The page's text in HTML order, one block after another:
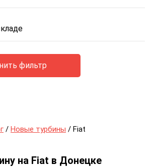
фильтр
/ Новые турбины / Fiat
на Fiat в Донецке